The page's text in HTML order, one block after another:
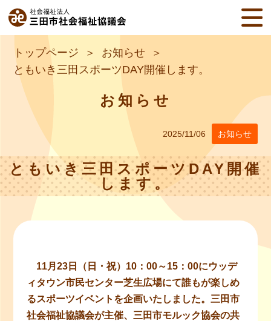
トップページ
お知らせ
ともいき三田スポーツDAY開催します。
お知らせ
2025/11/06 お知らせ
ともいき三田スポーツDAY開催
します。
11月23日（日・祝）10：00～15：00にウッデ
ィタウン市民センター芝生広場にて誰もが楽しめ
るスポーツイベントを企画いたしました。三田市
社会福祉協議会が主催、三田市モルック協会の共